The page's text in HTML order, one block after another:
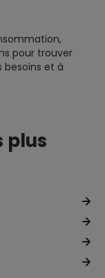
pour trouver
besoins et à
plus